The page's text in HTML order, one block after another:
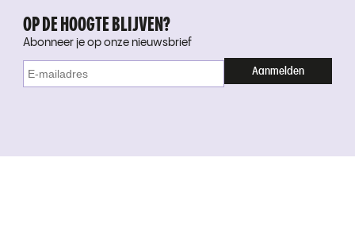
OP DE HOOGTE BLIJVEN?
Abonneer je op onze nieuwsbrief